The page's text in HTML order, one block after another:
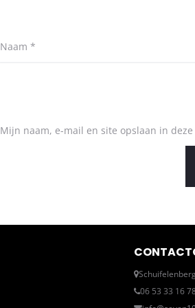
Naam *
Mijn naam, e-mail en site opslaan in
06 53 33 16